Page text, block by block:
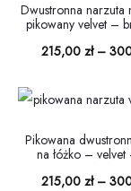
Dwustronna narzuta
pikowany velvet –
215,00 zł –
Pikowana
na łóżko –
215,00 zł –